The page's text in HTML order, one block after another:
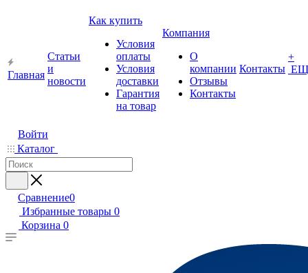
Главная
Статьи
и
новости
Как купить
Условия
оплаты
Условия
доставки
Гарантия
на товар
Компания
О
компании
Отзывы
Контакты
Контакты
+
Войти
Каталог
Сравнение0
Избранные товары 0
Корзина 0